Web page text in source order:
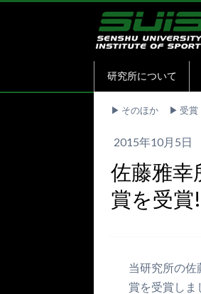
研究所について
▶︎ そのほか ▶︎ 受賞
2015年10月5日
佐藤雅幸
賞を受賞!
当研究所の佐
賞を受賞しま